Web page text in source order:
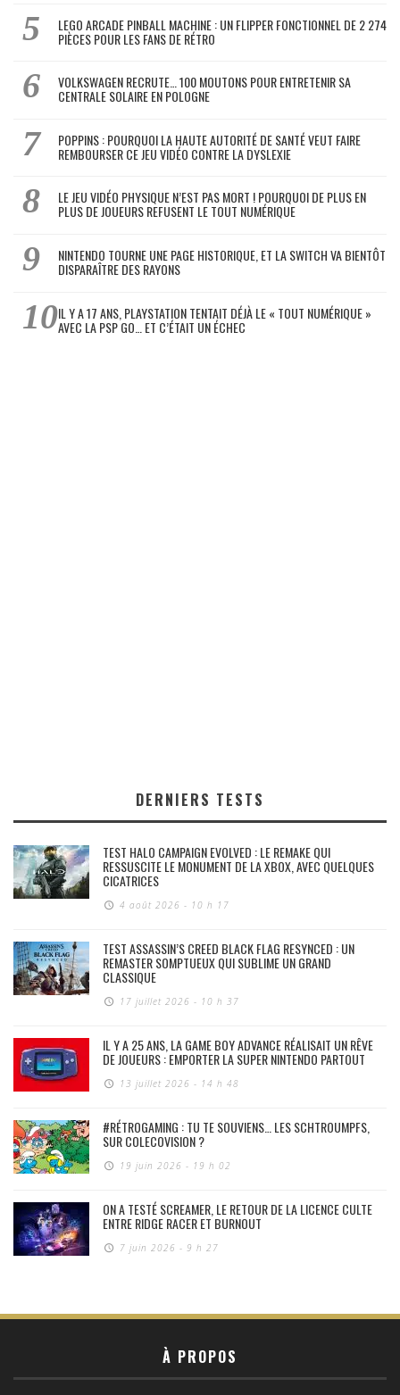
LEGO ARCADE PINBALL MACHINE : UN FLIPPER FONCTIONNEL DE 2 274
PIÈCES POUR LES FANS DE RÉTRO
VOLKSWAGEN RECRUTE… 100 MOUTONS POUR ENTRETENIR SA
CENTRALE SOLAIRE EN POLOGNE
POPPINS : POURQUOI LA HAUTE AUTORITÉ DE SANTÉ VEUT FAIRE
REMBOURSER CE JEU VIDÉO CONTRE LA DYSLEXIE
LE JEU VIDÉO PHYSIQUE N’EST PAS MORT ! POURQUOI DE PLUS EN
PLUS DE JOUEURS REFUSENT LE TOUT NUMÉRIQUE
NINTENDO TOURNE UNE PAGE HISTORIQUE, ET LA SWITCH VA BIENTÔT
DISPARAÎTRE DES RAYONS
IL Y A 17 ANS, PLAYSTATION TENTAIT DÉJÀ LE « TOUT NUMÉRIQUE »
AVEC LA PSP GO… ET C’ÉTAIT UN ÉCHEC
DERNIERS TESTS
TEST HALO CAMPAIGN EVOLVED : LE REMAKE QUI
RESSUSCITE LE MONUMENT DE LA XBOX, AVEC QUELQUES
CICATRICES
4 août 2026 - 10 h 17
TEST ASSASSIN’S CREED BLACK FLAG RESYNCED : UN
REMASTER SOMPTUEUX QUI SUBLIME UN GRAND
CLASSIQUE
17 juillet 2026 - 10 h 37
IL Y A 25 ANS, LA GAME BOY ADVANCE RÉALISAIT UN RÊVE
DE JOUEURS : EMPORTER LA SUPER NINTENDO PARTOUT
13 juillet 2026 - 14 h 48
#RÉTROGAMING : TU TE SOUVIENS… LES SCHTROUMPFS,
SUR COLECOVISION ?
19 juin 2026 - 19 h 02
ON A TESTÉ SCREAMER, LE RETOUR DE LA LICENCE CULTE
ENTRE RIDGE RACER ET BURNOUT
7 juin 2026 - 9 h 27
À PROPOS